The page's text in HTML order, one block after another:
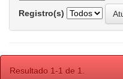
Registro(s)
Resultado 1-1 de 1.